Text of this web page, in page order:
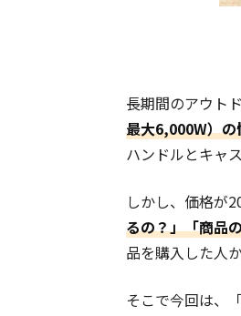
長期間のアウト
最大6,000W）
ハンドルとキャ
しかし、価格が
るの？」「商品
品を購入した人
そこで今回は、